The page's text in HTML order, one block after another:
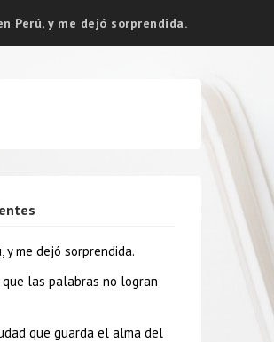
Perú, y me dejó sorprendida.
y me dejó sorprendida.
las palabras no logran
que guarda el alma del